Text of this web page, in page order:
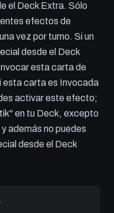
el Deck Extra. Sólo
efectos de
vez por turno. Si un
desde el Deck
esta carta de
esta carta es Invocada
activar este efecto;
en tu Deck, excepto
además no puedes
desde el Deck